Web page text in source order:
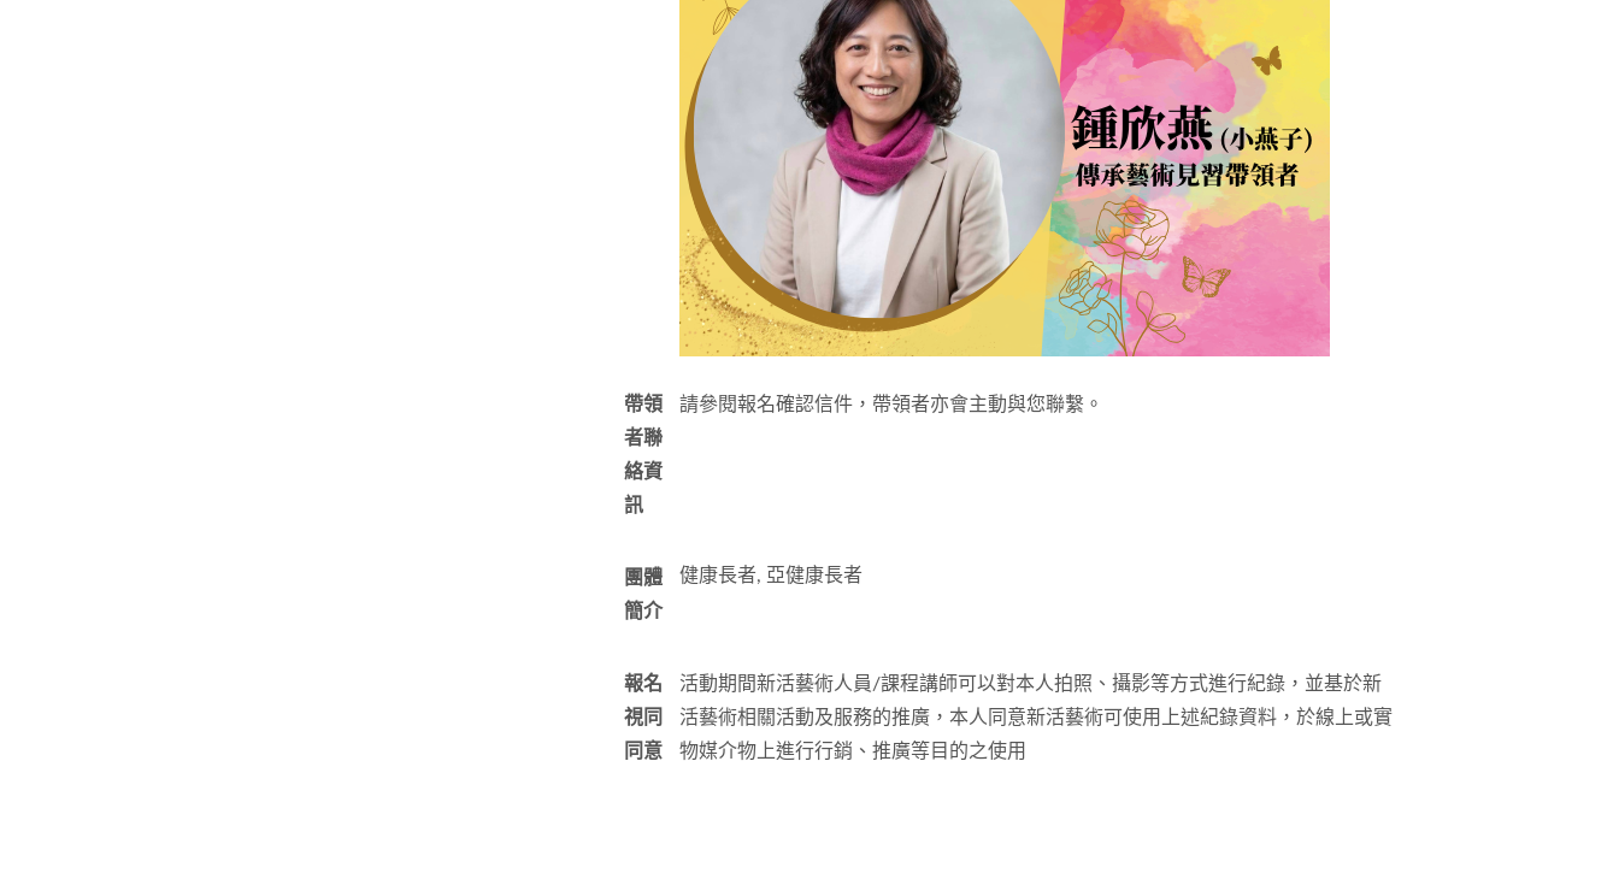
帶領
者聯
絡資
訊
請參閱報名確認信件，帶領者亦會主動與您聯繫。
團體
簡介
健康長者, 亞健康長者
報名
視同
同意
活動期間新活藝術人員/課程講師可以對本人拍照、攝影等方式進行紀錄，並基於新
活藝術相關活動及服務的推廣，本人同意新活藝術可使用上述紀錄資料，於線上或實
物媒介物上進行行銷、推廣等目的之使用